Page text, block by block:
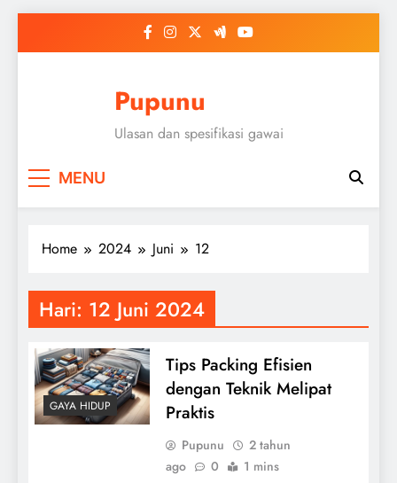
Pupunu
Ulasan dan spesifikasi gawai
MENU
Home 2024 Juni 12
Hari: 12 Juni 2024
GAYA HIDUP
Tips Packing Efisien
dengan Teknik Melipat
Praktis
Pupunu
2 tahun
ago
0 1 mins